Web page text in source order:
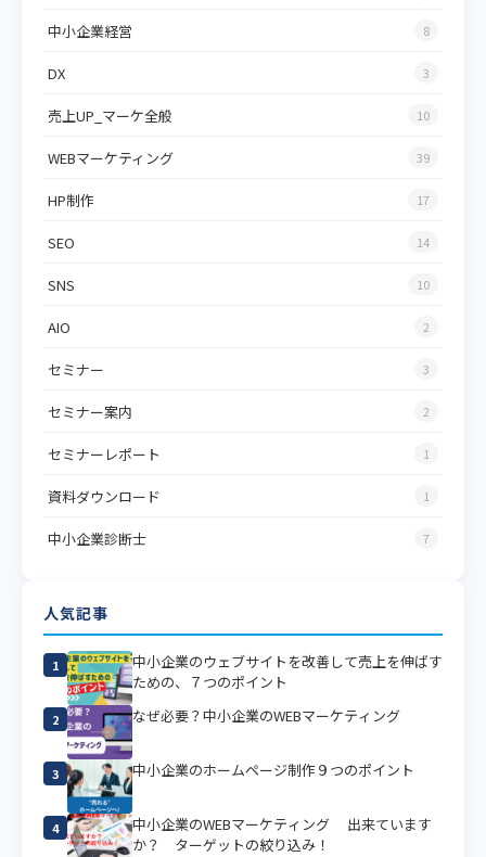
中小企業経営 8
DX 3
売上UP_マーケ全般 10
WEBマーケティング 39
HP制作 17
SEO 14
SNS 10
AIO 2
セミナー 3
セミナー案内 2
セミナーレポート 1
資料ダウンロード 1
中小企業診断士 7
人気記事
1
中小企業のウェブサイトを改善して売上を伸ばす
ための、７つのポイント
2 なぜ必要？中小企業のWEBマーケティング
3 中小企業のホームページ制作９つのポイント
4
中小企業のWEBマーケティング 出来ています
か？ ターゲットの絞り込み！